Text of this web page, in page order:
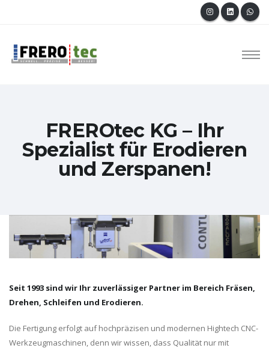
FREROtec KG – Ihr
Spezialist für Erodieren
und Zerspanen!
Seit 1993 sind wir Ihr zuverlässiger Partner im Bereich Fräsen,
Drehen, Schleifen und Erodieren.
Die Fertigung erfolgt auf hochpräzisen und modernen Hightech CNC-
Werkzeugmaschinen, denn wir wissen, dass Qualität nur mit